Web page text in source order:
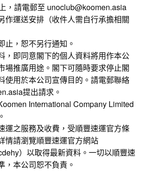
，請電郵至 unoclub@koomen.asia
作運送安排（收件人需自行承擔相關
止，恕不另行通知。
，即同意閣下的個人資料將用作本公
場推廣用途。閣下可隨時要求停止閣
使用於本公司宣傳目的。請電郵聯絡
提出請求。
International Company Limited
運之服務及收費，受順豐速運官方條
情請瀏覽順豐速運官方網站
）以取得最新資料。一切以順豐速
，本公司恕不負責。